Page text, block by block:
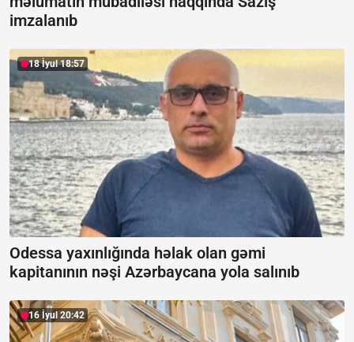
imzalanıb
18 İyul 18:57
Odessa yaxınlığında həlak olan gəmi
kapitanının nəşi Azərbaycana yola salınıb
16 İyul 20:42